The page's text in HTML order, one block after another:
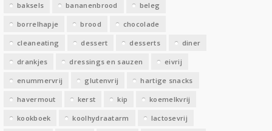
baksels bananenbrood beleg
borrelhapje brood chocolade
cleaneating dessert desserts diner
drankjes dressings en sauzen eivrij
enummervrij glutenvrij hartige snacks
havermout kerst kip koemelkvrij
kookboek koolhydraatarm lactosevrij